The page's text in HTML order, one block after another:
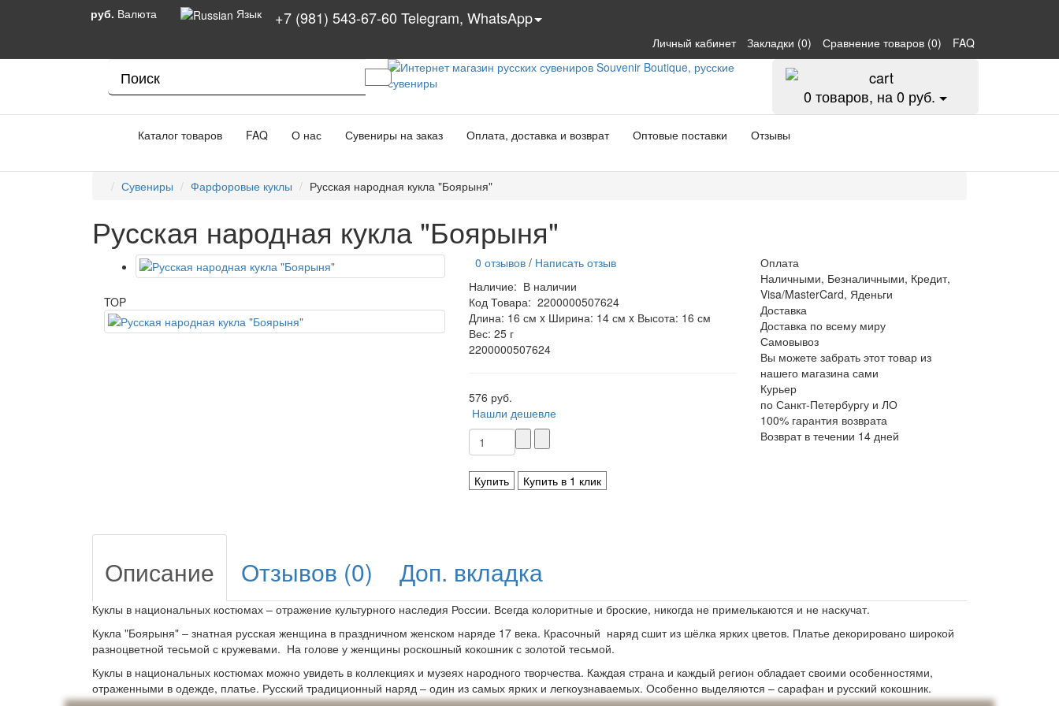
руб. Валюта Язык +7 (981) 543-67-60 Telegram, WhatsApp
Личный кабинет Закладки (0) Сравнение товаров (0) FAQ
0товаров, на 0 руб.
Каталог товаров FAQ О нас Сувениры на заказ Оплата, доставка и возврат Оптовые поставки Отзывы
Сувениры Фарфоровые куклы Русская народная кукла "Боярыня"
Русская народная кукла "Боярыня"
TOP
0 отзывов / Написать отзыв
Наличие: В наличии
Код Товара: 2200000507624
Длина: 16 см x Ширина: 14 см x Высота: 16 см
Вес: 25 г
2200000507624
576 руб.
Нашли дешевле
Купить Купить в 1 клик
Оплата
Наличными, Безналичными, Кредит,
Visa/MasterCard, Яденьги
Доставка
Доставка по всему миру
Самовывоз
Вы можете забрать этот товар из
нашего магазина сами
Курьер
по Санкт-Петербургу и ЛО
100% гарантия возврата
Возврат в течении 14 дней
Описание Отзывов (0) Доп. вкладка
Куклы в национальных костюмах – отражение культурного наследия России. Всегда колоритные и броские, никогда не примелькаются и не наскучат.
Кукла "Боярыня" – знатная русская женщина в праздничном женском наряде 17 века. Красочный наряд сшит из шёлка ярких цветов. Платье декорировано широкой
разноцветной тесьмой с кружевами. На голове у женщины роскошный кокошник с золотой тесьмой.
Куклы в национальных костюмах можно увидеть в коллекциях и музеях народного творчества. Каждая страна и каждый регион обладает своими особенностями,
отраженными в одежде, платье. Русский традиционный наряд – один из самых ярких и легкоузнаваемых. Особенно выделяются – сарафан и русский кокошник.